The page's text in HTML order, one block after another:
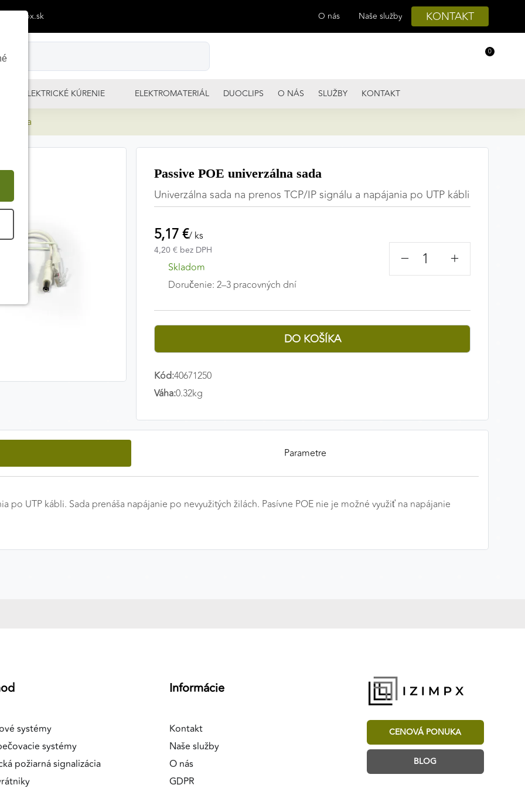
O nás Naše služby KONTAKT
0
ELEKTRICKÉ KÚRENIE ELEKTROMATERIÁL DUOCLIPS O NÁS SLUŽBY KONTAKT
sada
Passive POE univerzálna sada
Univerzálna sada na prenos TCP/IP signálu a napájania po UTP kábli
5,17 €/ ks
4,20 € bez DPH
Skladom
Doručenie: 2–3 pracovných dní
− +
Kód:40671250
Váha:0.32kg
Parametre
po UTP kábli. Sada prenáša napájanie po nevyužitých žilách. Pasívne POE nie je možné využiť na napájanie
systémy
systémy
požiarná signalizácia
Informácie
Kontakt
Naše služby
O nás
GDPR
CENOVÁ PONUKA
BLOG